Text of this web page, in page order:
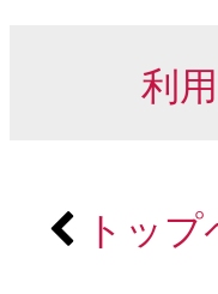
利
トッ